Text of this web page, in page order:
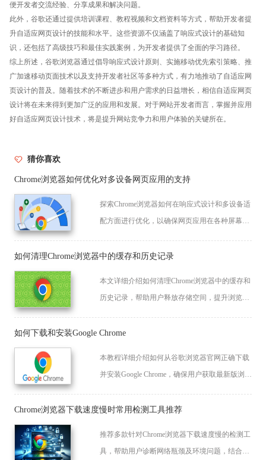
便开发者交流经验、分享成果和解决问题。
此外，谷歌还通过提供培训课程、教程视频和文档资料等方式，帮助开发者提
升自适应网页设计的技能和水平。这些资源不仅涵盖了响应式设计的基础知
识，还包括了高级技巧和最佳实践案例，为开发者提供了全面的学习路径。
综上所述，谷歌浏览器通过倡导响应式设计原则、实施移动优先索引策略、推
广加速移动页面技术以及支持开发者社区等多种方式，有力地推动了自适应网
页设计的普及。随着技术的不断进步和用户需求的日益增长，相信自适应网页
设计将在未来得到更加广泛的应用和发展。对于网站开发者而言，掌握并应用
好自适应网页设计技术，将是提升网站竞争力和用户体验的关键所在。
猜你喜欢
Chrome浏览器如何优化对多设备网页应用的支持
探索Chrome浏览器如何在响应式设计和多设备适
配方面进行优化，以确保网页应用在各种屏幕尺
如何清理Chrome浏览器中的缓存和历史记录
本文详细介绍如何清理Chrome浏览器中的缓存和
历史记录，帮助用户释放存储空间，提升浏览器
如何下载和安装Google Chrome
本教程详细介绍如何从谷歌浏览器官网正确下载
并安装Google Chrome，确保用户获取最新版浏览
Chrome浏览器下载速度慢时常用检测工具推荐
推荐多款针对Chrome浏览器下载速度慢的检测工
具，帮助用户诊断网络瓶颈及环境问题，结合实